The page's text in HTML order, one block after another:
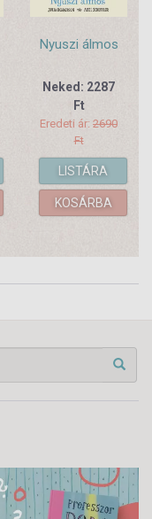
Nyuszi álmos
Neked: 2287
Ft
Eredeti ár: 2690
Ft
LISTÁRA
KOSÁRBA